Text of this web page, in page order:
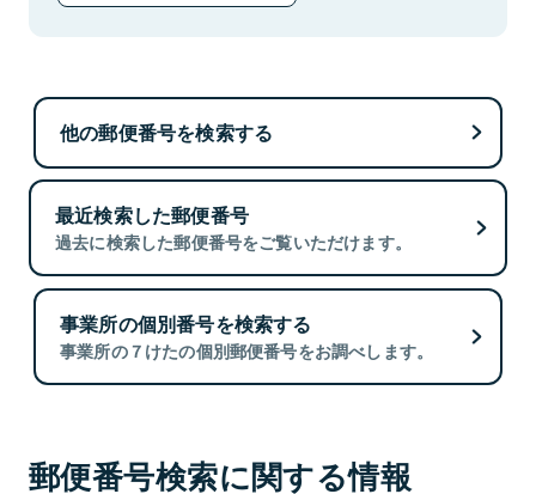
他の郵便番号を検索する
最近検索した郵便番号
過去に検索した郵便番号をご覧いただけます。
事業所の個別番号を検索する
事業所の７けたの個別郵便番号をお調べします。
郵便番号検索に関する情報